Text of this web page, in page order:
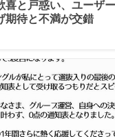
喜と戸惑い、ユーザ
期待と不満が交錯